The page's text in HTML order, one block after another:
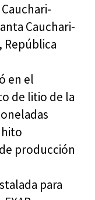
Cauchari-
República
en el
de litio de la
producción
para